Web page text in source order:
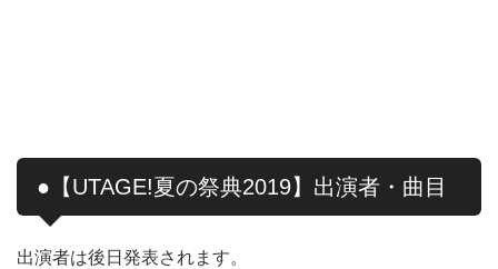
●【UTAGE!夏の祭典2019】出演者・曲目
出演者は後日発表されます。